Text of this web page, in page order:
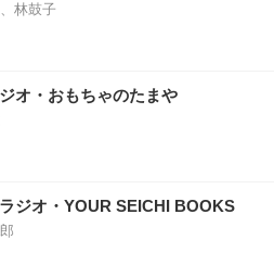
林鼓子
オ・おもちゃのたまや
ジオ・YOUR SEICHI BOOKS